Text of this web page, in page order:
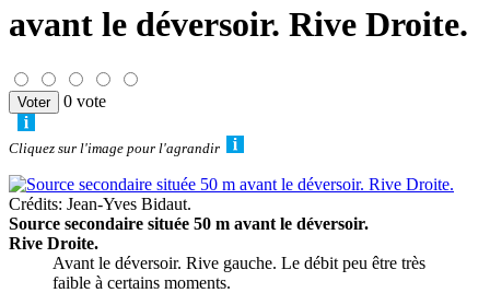
avant le déversoir. Rive Droite.
0 vote
Cliquez sur l'image pour l'agrandir
Crédits: Jean-Yves Bidaut.
Source secondaire située 50 m avant le déversoir.
Rive Droite.
Avant le déversoir. Rive gauche. Le débit peu être très
faible à certains moments.